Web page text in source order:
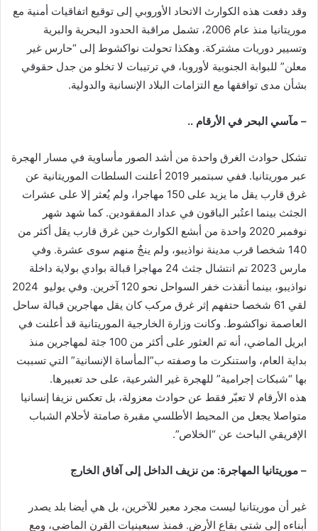
وقد دفعت هذه الكوارث الاتحاد الأوروبي إلى توقيع اتفاقيات أمنية مع
موريتانيا منذ عام 2006، تشمل مراقبة الحدود البحرية والبرية
وتسيير دوريات مشتركة. وهكذا تحولت نواكشوط إلى “حارس غير
معلن” للبوابة الجنوبية لأوروبا، في ترتيبات لا تخلو من جدل حقوقي
بشأن مدى توافقها مع التزامات البلاد الإنسانية والدولية.
– مآسي البحر في الأرقام ..
تشكل حوادث الغرق واحدة من أشد الصور مأساوية في مسار الهجرة
عبر موريتانيا. ففي سبتمبر 2019 أعلنت السلطات الموريتانية عن
غرق قارب يقل ما يزيد على 150 مهاجرا، ولم يُعثر إلا على عشرات
الجثث بينما اعتُبر الباقون في عداد المفقودين. كما شهد شهر
نوفمبر 2020 واحدة من أبشع الكوارث حين غرق قارب يقل أكثر من
140 شخصا قرب مدينة نواذيبو، ولم ينجُ منهم سوى عشرة. وفي
مارس 2023 تم انتشال جثث 24 مهاجرا قبالة بوادي بولاية داخلة
نواذيبو، بينما أنقذت خفر السواحل نحو 120 آخرين. وفي يوليو 2024
لقي 61 شخصا حتفهم إثر غرق مركب كان يقل مهاجرين قبالة ساحل
العاصمة نواكشوط. وكانت وزارة الخارجية الموريتانية قد أعلنت في
ابريل الماضي، أنه تم العثور على أكثر من 100 جثة لمهاجرين منذ
بداية العام، واستنكرت ما وصفته ب”المأساة الإنسانية” التي تسببت
بها “شبكات إجرامية” للهجرة غير الشرعية، على حد تعبيرها.
هذه الأرقام لا تعبّر فقط عن حوادث معزولة، بل تعكس نزيفا إنسانيا
متواصلا يجعل من المحيط الأطلسي مقبرة صامتة لأحلام الشباب
الإفريقي الباحث عن “الخلاص”.
– موريتانيا المهاجرة: من نزيف الداخل إلى آفاق الخارج
غير أن موريتانيا ليست مجرد معبر للآخرين، بل هي أيضا بلد يصدر
أبناءه إلى شتى بقاع الأرض. فمنذ سبعينيات القرن الماضي، ومع